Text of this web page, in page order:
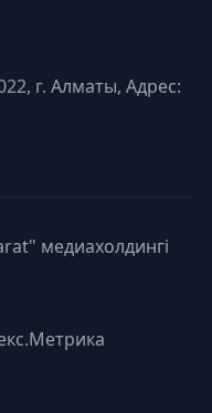
г. Алматы, Адрес:
медиахолдингі